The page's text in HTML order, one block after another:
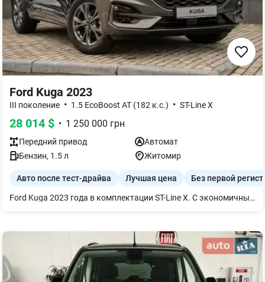
Ford Kuga 2023
III поколение • 1.5 EcoBoost AT (182 к.с.) • ST-Line X
28 014 $ • 1 250 000 грн
Передний привод
Автомат
Бензин, 1.5л Житомир
Авто после тест-драйва Лучшая цена Без первой
Ford Kuga 2023 года в комплектации ST-Line X. С экономичным и мощным 1.5-литровым бензиновым двигателем EcoBoost (182 л. с.). С автоматической коробкой передач и передним приводом. Автомобиль имеет современные технологии безопасности и комфорта, просторный салон, вместительный багажник, идеально подходит для города и путешествий. Автомобиль оснащенный: • Двухзонный климат-контроль • Безключевой доступ и запуск двигателя • Адаптивный круиз-контроль • Система удержания в смузе • Датчики дождя и света • Камера заднего вида и парктроники • Подогрев передних сидений и руля • LED-оптика (фары, ходовые огни) Именно эти функции помогут вам легко и комфортно чувствовать себя в любых путешествиях и преодолевать любое расстояние Авто после тест-драйва Пробег - 13 688 км. Пенсионный фонд оплачено